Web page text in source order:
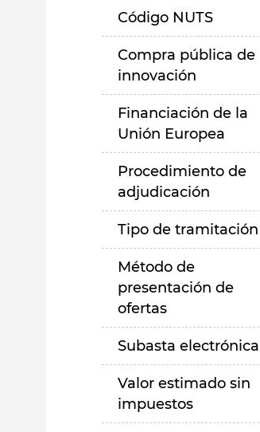
Código NUTS
Compra pública de
innovación
Financiación de la
Unión Europea
Procedimiento de
adjudicación
Tipo de tramitación
Método de
presentación de
ofertas
Subasta electrónica
Valor estimado sin
impuestos